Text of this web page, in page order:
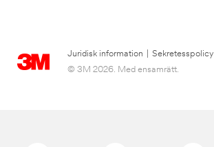
Juridisk information Sekretesspolicy
© 3M 2026. Med ensamrätt.